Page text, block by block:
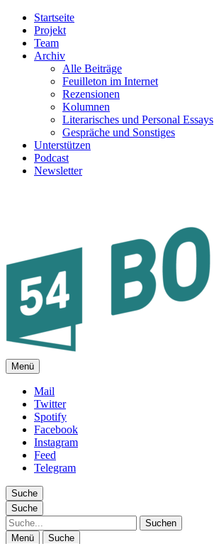
Startseite
Projekt
Team
Archiv
Alle Beiträge
Feuilleton im Internet
Rezensionen
Kolumnen
Literarisches und Personal Essays
Gespräche und Sonstiges
Unterstützen
Podcast
Newsletter
FEUILLETON IM INTERNET
Menü
Mail
Twitter
Spotify
Facebook
Instagram
Feed
Telegram
Suche
Suche
Suche
Menü Suche